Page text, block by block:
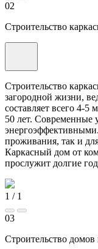
02
Строительство
Строительство
загородной жизни,
составляет всего 4-5
50 лет. Современные
проживания, так и
Каркасный дом от
прослужит долгие
1 / 1
03
Строительство домов